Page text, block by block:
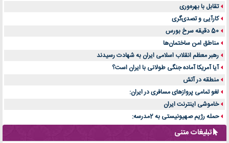
تقابل با بهره‌وری
کارآیی و تصدی‌گری
50 دقیقه سرخ بورس
مناطق امن ساختمان‌ها
رهبر معظم انقلاب اسلامی ایران به شهادت رسیدند
آیا آمریکا آماده جنگی طولانی با ایران است؟
منطقه در آتش
لغو تمامی پروازهای مسافری در ایران:
خاموشی اینترنت ایران
حمله رژیم صهیونیستی به 2مدرسه:
تبلیغات متنی